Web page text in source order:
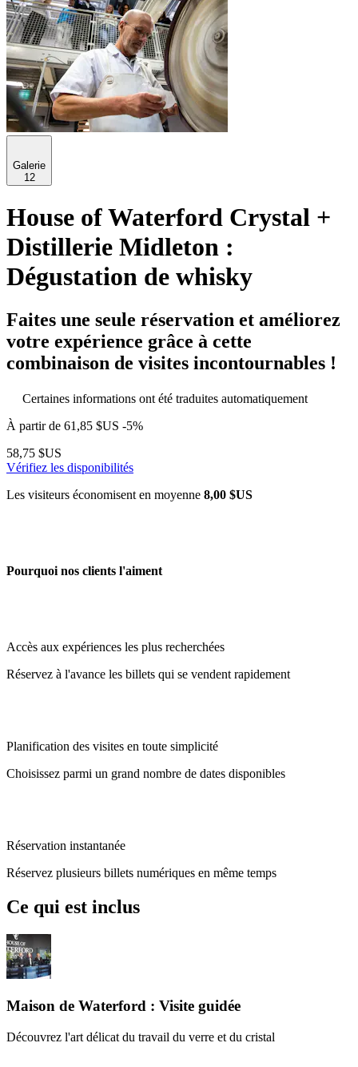
Galerie
12
House of Waterford Crystal +
Distillerie Midleton :
Dégustation de whisky
Faites une seule réservation et améliorez
votre expérience grâce à cette
combinaison de visites incontournables !
Certaines informations ont été traduites automatiquement
À partir de 61,85 $US -5%
58,75 $US
Vérifiez les disponibilités
Les visiteurs économisent en moyenne 8,00 $US
Pourquoi nos clients l'aiment
Accès aux expériences les plus recherchées
Réservez à l'avance les billets qui se vendent rapidement
Planification des visites en toute simplicité
Choisissez parmi un grand nombre de dates disponibles
Réservation instantanée
Réservez plusieurs billets numériques en même temps
Ce qui est inclus
Maison de Waterford : Visite guidée
Découvrez l'art délicat du travail du verre et du cristal